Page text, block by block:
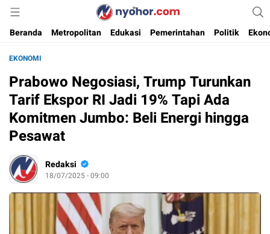
Nyohor.com
Media Informasi Ternyohor
Beranda
Metropolitan Edukasi Pemerintahan Politik
EKONOMI
Prabowo Negosiasi, Trump Turunkan
Tarif Ekspor RI Jadi 19% Tapi Ada
Komitmen Jumbo: Beli Energi hingga
Pesawat
Redaksi
18/07/2025 - 09:00